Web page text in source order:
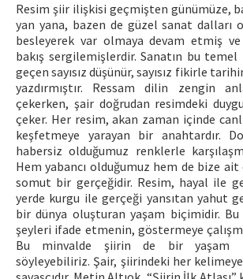
Resim şiir ilişkisi geçmişten günümüze,
yan yana, bazen de güzel sanat dalları
besleyerek var olmaya devam etmiş
bakış sergilemişlerdir. Sanatın bu temel
geçen sayısız düşünür, sayısız fikirle
yazdırmıştır. Ressam dilin zengin
çekerken, şair doğrudan resimdeki
çeker. Her resim, akan zaman içinde canlı
keşfetmeye yarayan bir anahtardır.
habersiz olduğumuz renklerle
Hem yabancı olduğumuz hem de bize ait
somut bir gerçeğidir. Resim, hayal ile
yerde kurgu ile gerçeği yansıtan yahut
bir dünya oluşturan yaşam biçimidir.
şeyleri ifade etmenin, göstermeye
Bu minvalde şiirin de bir yaşam
söyleyebiliriz. Şair, şiirindeki her